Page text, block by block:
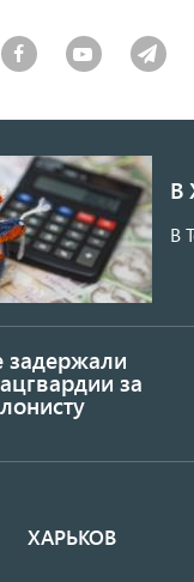
В
В
задержали
за
ХАРЬКОВ